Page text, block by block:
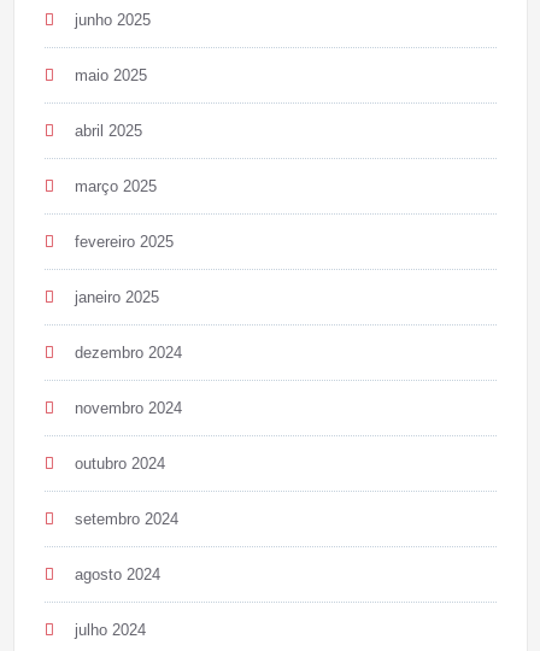
junho 2025
maio 2025
abril 2025
março 2025
fevereiro 2025
janeiro 2025
dezembro 2024
novembro 2024
outubro 2024
setembro 2024
agosto 2024
julho 2024